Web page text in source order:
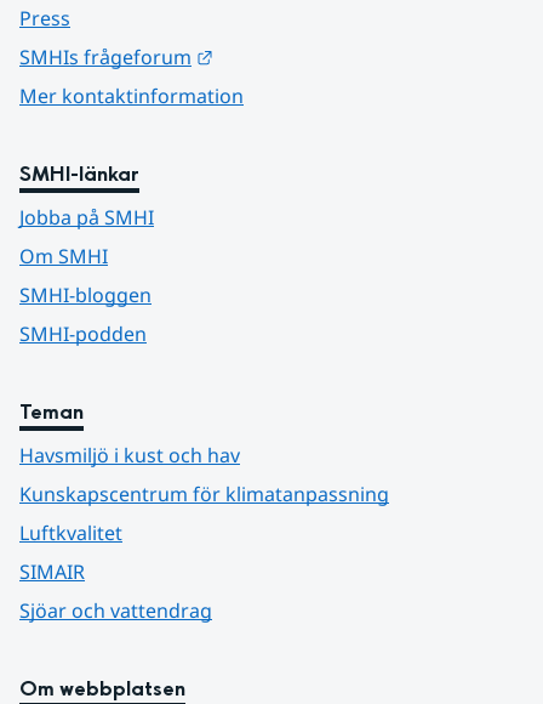
Press
SMHIs frågeforum
Mer kontaktinformation
SMHI-länkar
Jobba på SMHI
Om SMHI
SMHI-bloggen
SMHI-podden
Teman
Havsmiljö i kust och hav
Kunskapscentrum för klimatanpassning
Luftkvalitet
SIMAIR
Sjöar och vattendrag
Om webbplatsen